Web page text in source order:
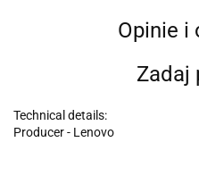
Opinie i
Zadaj
Technical details:
Producer - Lenovo